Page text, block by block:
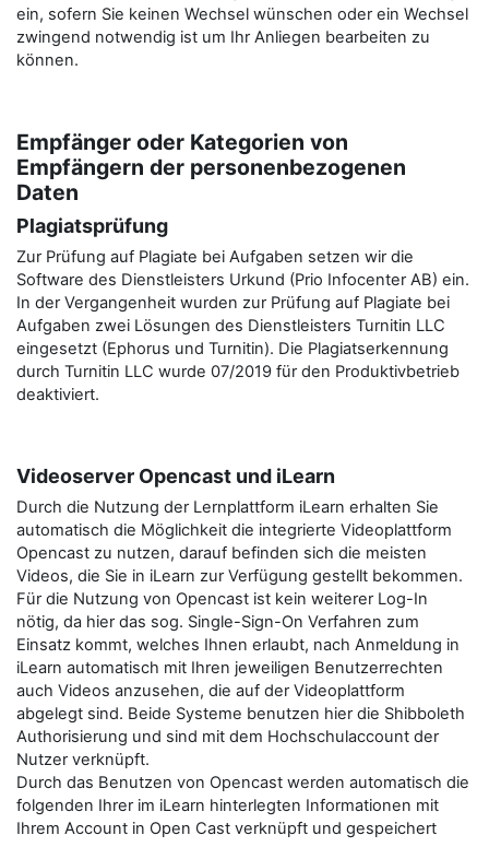
ein, sofern Sie keinen Wechsel wünschen oder ein Wechsel
zwingend notwendig ist um Ihr Anliegen bearbeiten zu
können.
Empfänger oder Kategorien von
Empfängern der personenbezogenen
Daten
Plagiatsprüfung
Zur Prüfung auf Plagiate bei Aufgaben setzen wir die
Software des Dienstleisters Urkund (Prio Infocenter AB) ein.
In der Vergangenheit wurden zur Prüfung auf Plagiate bei
Aufgaben zwei Lösungen des Dienstleisters Turnitin LLC
eingesetzt (Ephorus und Turnitin). Die Plagiatserkennung
durch Turnitin LLC wurde 07/2019 für den Produktivbetrieb
deaktiviert.
Videoserver Opencast und iLearn
Durch die Nutzung der Lernplattform iLearn erhalten Sie
automatisch die Möglichkeit die integrierte Videoplattform
Opencast zu nutzen, darauf befinden sich die meisten
Videos, die Sie in iLearn zur Verfügung gestellt bekommen.
Für die Nutzung von Opencast ist kein weiterer Log-In
nötig, da hier das sog. Single-Sign-On Verfahren zum
Einsatz kommt, welches Ihnen erlaubt, nach Anmeldung in
iLearn automatisch mit Ihren jeweiligen Benutzerrechten
auch Videos anzusehen, die auf der Videoplattform
abgelegt sind. Beide Systeme benutzen hier die Shibboleth
Authorisierung und sind mit dem Hochschulaccount der
Nutzer verknüpft.
Durch das Benutzen von Opencast werden automatisch die
folgenden Ihrer im iLearn hinterlegten Informationen mit
Ihrem Account in Open Cast verknüpft und gespeichert